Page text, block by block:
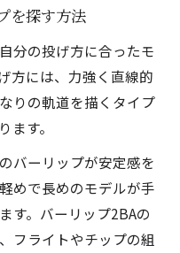
を探す方法
分の投げ方に合ったモ
方には、力強く直線的
りの軌道を描くタイプ
す。
バーリップが安定感を
めで長めのモデルが手
す。バーリップ2BAの
フライトやチップの組